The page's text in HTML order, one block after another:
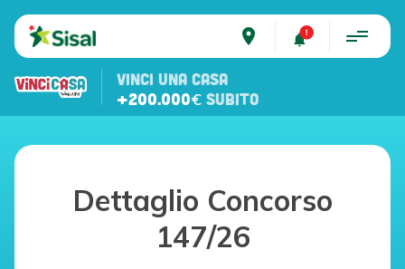
place
VINCI UNA CASA
+200.000€ SUBITO
Dettaglio Concorso
147/26